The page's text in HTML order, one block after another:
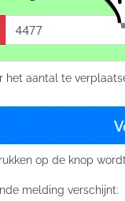
het aantal te
op de knop
melding verschijnt: